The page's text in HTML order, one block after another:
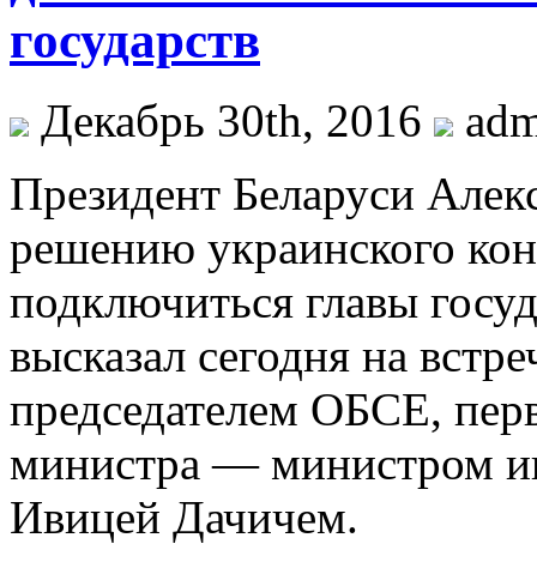
государств
Декабрь 30th, 2016
Прeзидeнт Беларуси
решению украинского
подключиться главы
высказал сегодня на
председателем ОБСЕ,
министра — министром
Ивицей Дачичем.